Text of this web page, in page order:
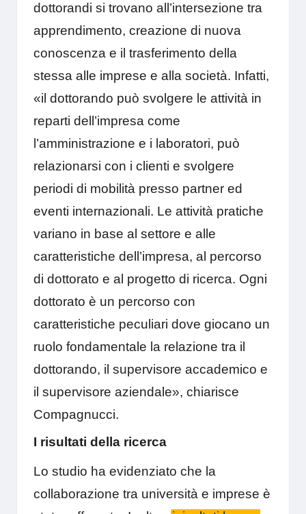
dottorandi si trovano all’intersezione tra
apprendimento, creazione di nuova
conoscenza e il trasferimento della
stessa alle imprese e alla società. Infatti,
«il dottorando può svolgere le attività in
reparti dell’impresa come
l’amministrazione e i laboratori, può
relazionarsi con i clienti e svolgere
periodi di mobilità presso partner ed
eventi internazionali. Le attività pratiche
variano in base al settore e alle
caratteristiche dell’impresa, al percorso
di dottorato e al progetto di ricerca. Ogni
dottorato è un percorso con
caratteristiche peculiari dove giocano un
ruolo fondamentale la relazione tra il
dottorando, il supervisore accademico e
il supervisore aziendale», chiarisce
Compagnucci.
I risultati della ricerca
Lo studio ha evidenziato che la
collaborazione tra università e imprese è